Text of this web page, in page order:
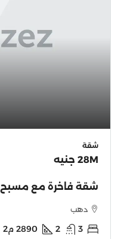
شقة
28M جنيه
شقة فاخرة مع مسبح
دهب
3
2
2890 م2